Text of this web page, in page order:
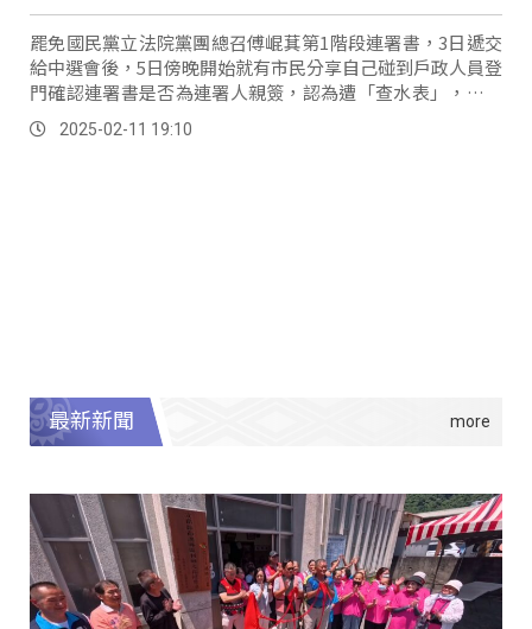
罷免國民黨立法院黨團總召傅崐萁第1階段連署書，3日遞交
給中選會後，5日傍晚開始就有市民分享自己碰到戶政人員登
門確認連署書是否為連署人親簽，認為遭「查水表」，之後
陸續有其他民眾分享自己碰到類似情況。
2025-02-11 19:10
最新新聞